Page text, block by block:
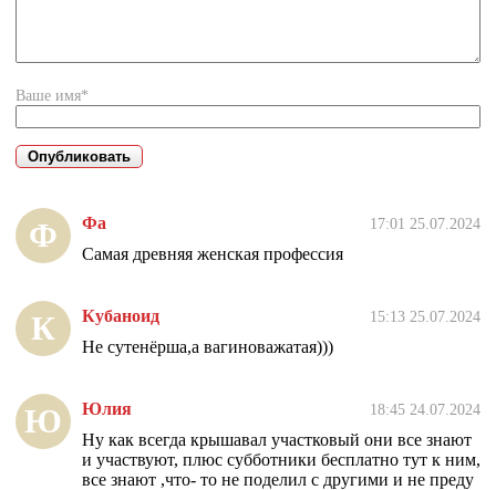
Ваше имя*
Ф Фа 17:01 25.07.2024
Самая древняя женская профессия
К Кубаноид 15:13 25.07.2024
Не сутенёрша,а вагиноважатая)))
Ю Юлия 18:45 24.07.2024
Ну как всегда крышавал участковый они все знают
и участвуют, плюс субботники бесплатно тут к ним,
все знают ,что- то не поделил с другими и не преду